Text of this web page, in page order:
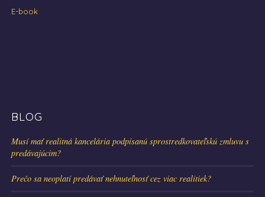
E-book
BLOG
Musí mať realitná kancelária podpísanú sprostredkovateľskú zmluvu s
predávajúcim?
Prečo sa neoplatí predávať nehnuteľnosť cez viac realitiek?